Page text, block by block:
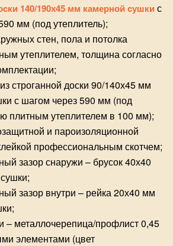
140/190х45 мм камерной сушкис
мм (под утеплитель);
стен, пола и потолка
утеплителем, толщина согласно
строганной доски 90/140х45 мм
с шагом через 590 мм (под
плитным утеплителем в 100 мм);
и пароизоляционной
профессиональным скотчем;
зазор снаружи – брусок 40х40
зазор внутри – рейка 20х40 мм
– металлочерепица/профлист 0,45
элементами (цвет